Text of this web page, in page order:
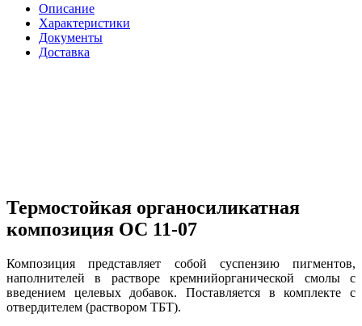
Описание
Характеристики
Документы
Доставка
Термостойкая органосиликатная
композиция ОС 11-07
Композиция представляет собой суспензию пигментов,
наполнителей в растворе кремнийорганической смолы с
введением целевых добавок. Поставляется в комплекте с
отвердителем (раствором ТБТ).